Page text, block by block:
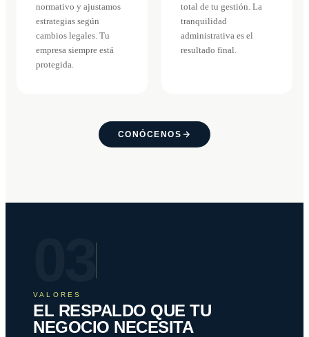
normativo y ajustamos
estrategias según
cambios legales. Tu
empresa siempre está
protegida.
total de tu gestión. La
tranquilidad
administrativa es el
resultado final.
CONÓCENOS
VALORES
EL RESPALDO QUE TU
NEGOCIO NECESITA